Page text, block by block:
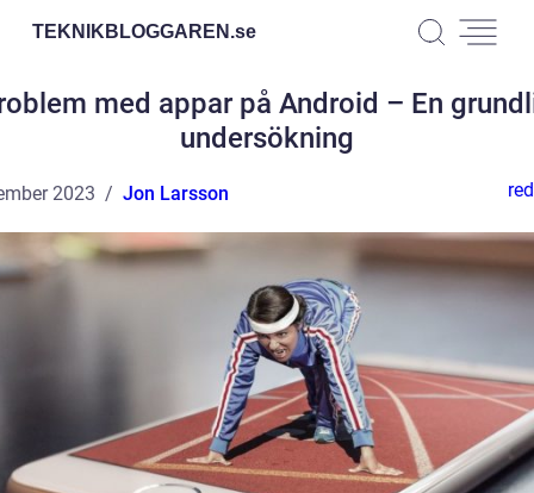
TEKNIKBLOGGAREN.se
med appar på Android – En
undersökning
2023 Jon Larsson